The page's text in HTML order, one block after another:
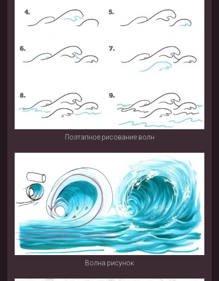
Поэтапное рисование волн
Волна рисунок